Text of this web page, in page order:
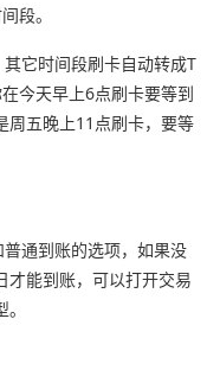
段。
它时间段刷卡自动转成T
今天早上6点刷卡要等到
周五晚上11点刷卡，要等
通到账的选项，如果没
才能到账，可以打开交易